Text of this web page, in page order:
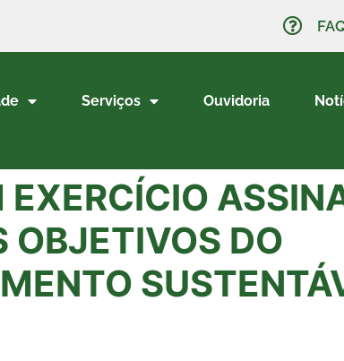
Serviços Ouvidoria
EXERCÍCIO
OBJETIVOS DO